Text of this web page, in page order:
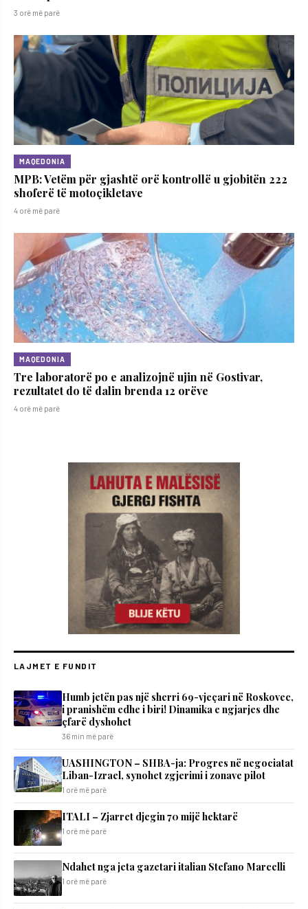
3 orë më parë
MAQEDONIA
MPB: Vetëm për gjashtë orë kontrollë u gjobitën 222
shoferë të motoçikletave
4 orë më parë
MAQEDONIA
Tre laboratorë po e analizojnë ujin në Gostivar,
rezultatet do të dalin brenda 12 orëve
4 orë më parë
LAJMET E FUNDIT
Humb jetën pas një sherri 69-vjeçari në Roskovec,
i pranishëm edhe i biri! Dinamika e ngjarjes dhe
çfarë dyshohet
36 min më parë
UASHINGTON – SHBA-ja: Progres në negociatat
Liban-Izrael, synohet zgjerimi i zonave pilot
1 orë më parë
ITALI – Zjarret djegin 70 mijë hektarë
1 orë më parë
Ndahet nga jeta gazetari italian Stefano Marcelli
1 orë më parë